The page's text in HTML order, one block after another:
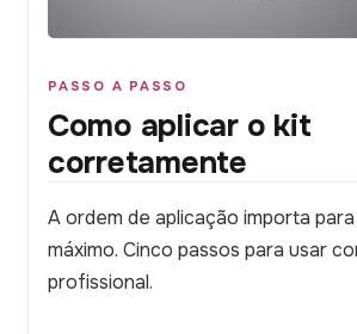
PASSO A PASSO
Como aplicar o kit
corretamente
A ordem de aplicação importa
máximo. Cinco passos para usar
profissional.